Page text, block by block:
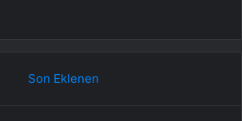
Son Eklenen